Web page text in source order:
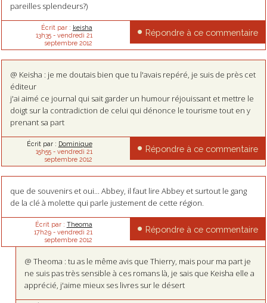
pareilles splendeurs?)
Écrit par : keisha
13h35- vendredi 21
septembre 2012
Répondre à ce commentaire
@ Keisha : je me doutais bien que tu l'avais repéré, je suis de près cet
éditeur
j'ai aimé ce journal qui sait garder un humour réjouissant et mettre le
doigt sur la contradiction de celui qui dénonce le tourisme tout en y
prenant sa part
Écrit par : Dominique
15h55- vendredi 21
septembre 2012
Répondre à ce commentaire
que de souvenirs et oui... Abbey, il faut lire Abbey et surtout le gang
de la clé à molette qui parle justement de cette région.
Écrit par : Theoma
17h29- vendredi 21
septembre 2012
Répondre à ce commentaire
@ Theoma : tu as le même avis que Thierry, mais pour ma part je
ne suis pas très sensible à ces romans là, je sais que Keisha elle a
apprécié, j'aime mieux ses livres sur le désert